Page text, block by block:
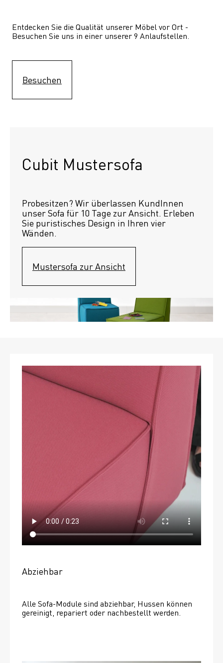
Entdecken Sie die Qualität unserer Möbel vor Ort -
Besuchen Sie uns in einer unserer 9 Anlaufstellen.
Besuchen
Cubit Mustersofa
Probesitzen? Wir überlassen KundInnen
unser Sofa für 10 Tage zur Ansicht. Erleben
Sie puristisches Design in Ihren vier
Wänden.
Mustersofa zur Ansicht
Abziehbar
Alle Sofa-Module sind abziehbar, Hussen können
gereinigt, repariert oder nachbestellt werden.